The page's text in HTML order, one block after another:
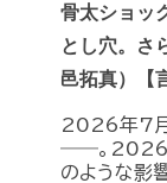
骨太ショッ
とし穴。さ
邑拓真）【
2026年7月
――。2026年
のような影